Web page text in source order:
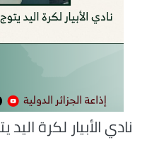
نادي الأبيار لكرة